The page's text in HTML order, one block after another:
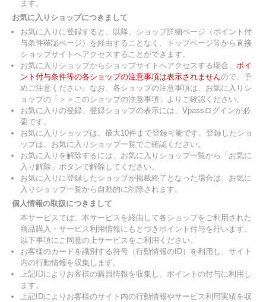
ます。
お気に入りショップにつきまして
お気に入りに登録すると、以降、ショップ詳細ページ（ポイント付
与条件確認ページ）を経由することなく、トップページ等から直接
ショップサイトへアクセスすることができます。
お気に入りショップからショップサイトへアクセスする場合、 ポイ
ント付与条件等の各ショップの注意事項は表示されませんので、予
めご注意ください。なお、各ショップの注意事項は、お気に入りシ
ョップの「＞＞このショップの注意事項」よりご確認ください。
お気に入りの登録、登録ショップの表示には、Vpassログインが必
要です。
お気に入りショップは、最大10件まで登録可能です。登録したショ
ップは、お気に入りショップ一覧でご確認ください。
お気に入りを解除するには、お気に入りショップ一覧から「お気に
入り解除」ボタンで解除してください。
お気に入りに登録したショップが掲載終了となった場合は、お気に
入りショップ一覧から自動的に削除されます。
個人情報の取扱につきまして
本サービスでは、本サービスを経由して各ショップをご利用された
商品購入・サービス利用情報にもとづきポイント付与を行います。
以下事項にご同意の上サービスをご利用ください。
お客様のカードを識別する符号（行動情報のID）を利用し、サイト
内の行動情報を収集します。
上記IDによりお客様の購買情報を収集し、ポイントの付与に利用し
ます。
上記IDによりお客様のサイト内の行動情報やサービス利用実績を収